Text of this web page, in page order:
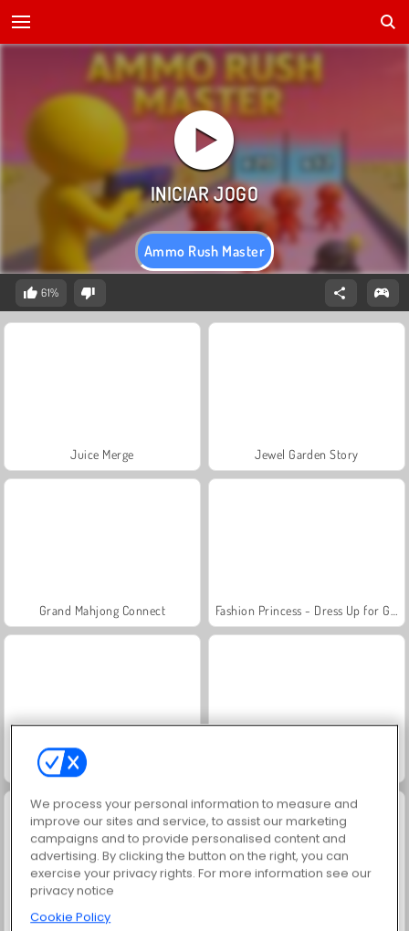
Ammo Rush Master
61%
Juice Merge Jewel Garden Story
Grand Mahjong Connect
Scala 40
Paciência FRVR
We process your personal information to measure and
improve our sites and service, to assist our marketing
campaigns and to provide personalised content and
advertising. By clicking the button on the right, you can
exercise your privacy rights. For more information see our
privacy notice
Cookie Policy